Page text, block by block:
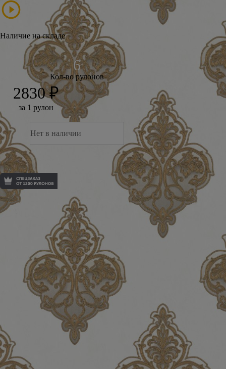
Наличие на складе
Кол-во рулонов
2830 ₽
за 1 рулон
Нет в наличии